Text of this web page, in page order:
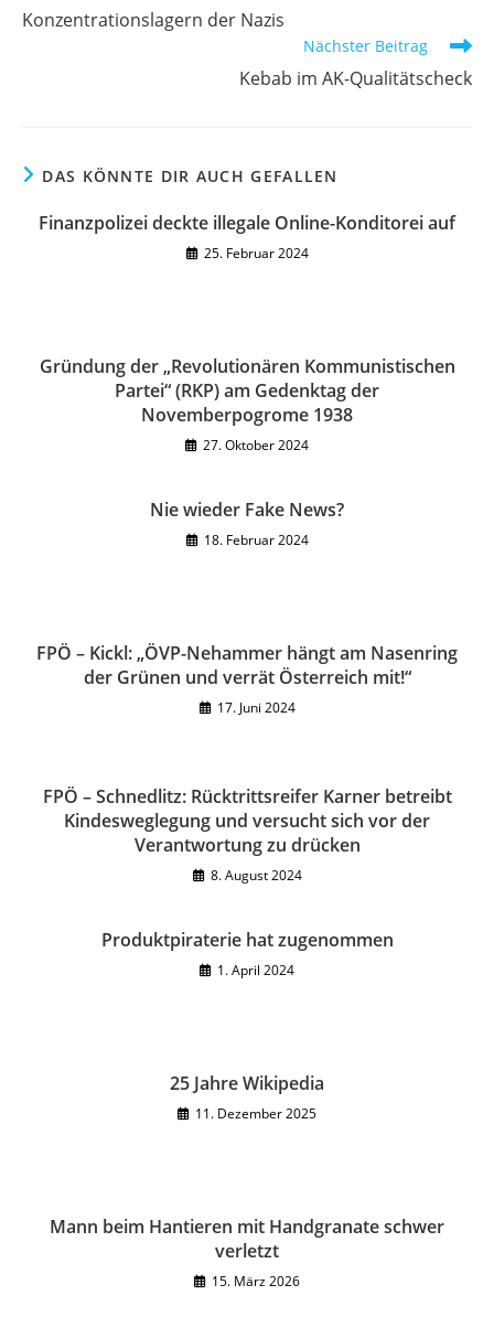
Konzentrationslagern der Nazis
Nächster Beitrag
Kebab im AK-Qualitätscheck
DAS KÖNNTE DIR AUCH GEFALLEN
Finanzpolizei deckte illegale Online-Konditorei auf
25. Februar 2024
Gründung der „Revolutionären Kommunistischen
Partei“ (RKP) am Gedenktag der
Novemberpogrome 1938
27. Oktober 2024
Nie wieder Fake News?
18. Februar 2024
FPÖ – Kickl: „ÖVP-Nehammer hängt am Nasenring
der Grünen und verrät Österreich mit!“
17. Juni 2024
FPÖ – Schnedlitz: Rücktrittsreifer Karner betreibt
Kindesweglegung und versucht sich vor der
Verantwortung zu drücken
8. August 2024
Produktpiraterie hat zugenommen
1. April 2024
25 Jahre Wikipedia
11. Dezember 2025
Mann beim Hantieren mit Handgranate schwer
verletzt
15. März 2026